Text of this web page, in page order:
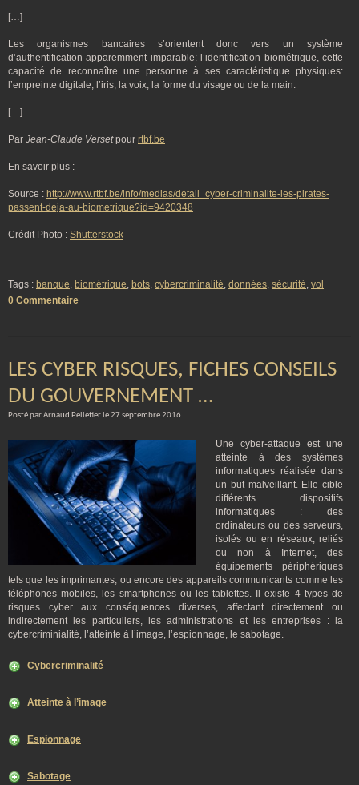
[…]
Les organismes bancaires s’orientent donc vers un système
d’authentification apparemment imparable: l’identification biométrique, cette
capacité de reconnaître une personne à ses caractéristique physiques:
l’empreinte digitale, l’iris, la voix, la forme du visage ou de la main.
[…]
Par Jean-Claude Versetpour rtbf.be
En savoir plus :
Source : http://www.rtbf.be/info/medias/detail_cyber-criminalite-les-pirates-
passent-deja-au-biometrique?id=9420348
Crédit Photo : Shutterstock
Tags : banque, biométrique, bots, cybercriminalité, données, sécurité, vol
0 Commentaire
LES CYBER RISQUES, FICHES CONSEILS
DU GOUVERNEMENT …
Posté par Arnaud Pelletier le 27 septembre 2016
Une cyber-attaque est une
atteinte à des systèmes
informatiques réalisée dans
un but malveillant. Elle cible
différents dispositifs
informatiques : des
ordinateurs ou des serveurs,
isolés ou en réseaux, reliés
ou non à Internet, des
équipements périphériques
tels que les imprimantes, ou encore des appareils communicants comme les
téléphones mobiles, les smartphones ou les tablettes. Il existe 4 types de
risques cyber aux conséquences diverses, affectant directement ou
indirectement les particuliers, les administrations et les entreprises : la
cybercriminialité, l’atteinte à l’image, l’espionnage, le sabotage.
Cybercriminalité
Atteinte à l’image
Espionnage
Sabotage